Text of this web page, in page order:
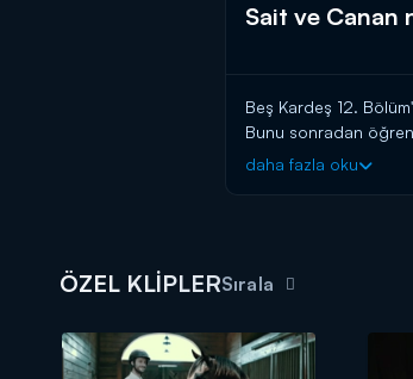
Sait ve Canan
Beş Kardeş 12.
Bunu sonradan
daha fazla oku
ÖZEL KLİPLERSırala